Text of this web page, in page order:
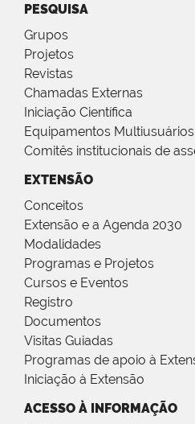
PESQUISA
Grupos
Projetos
Revistas
Chamadas Externas
Iniciação Científica
Equipamentos Multiusuários
Comitês institucionais de
EXTENSÃO
Conceitos
Extensão e a Agenda 2030
Modalidades
Programas e Projetos
Cursos e Eventos
Registro
Documentos
Visitas Guiadas
Programas de apoio à
Iniciação à Extensão
ACESSO À INFORMAÇÃO